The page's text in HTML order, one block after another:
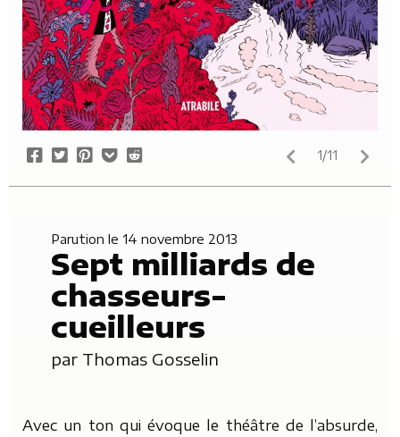
Share
on
Tweet
Pin
it
Add
to
Submit
to
1/11
Parution le 14 novembre 2013
Sept milliards de
chasseurs-
cueilleurs
par Thomas Gosselin
Avec un ton qui évoque le théâtre de l’absurde,